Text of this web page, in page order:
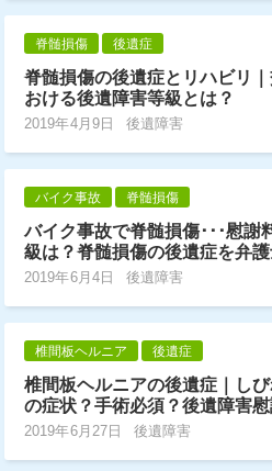
脊髄損傷 後遺症
脊髄損傷の後遺症とリハビリ
おける後遺障害等級とは？
2019年4月9日 後遺障害
バイク事故 脊髄損傷
バイク事故で脊髄損傷･･･慰謝
級は？脊髄損傷の後遺症を弁
2019年6月4日 後遺障害
椎間板ヘルニア 後遺症
椎間板ヘルニアの後遺症｜し
の症状？手術必須？後遺障害慰
2019年6月27日 後遺障害